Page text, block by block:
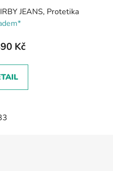
JEANS, Protetika
Kč